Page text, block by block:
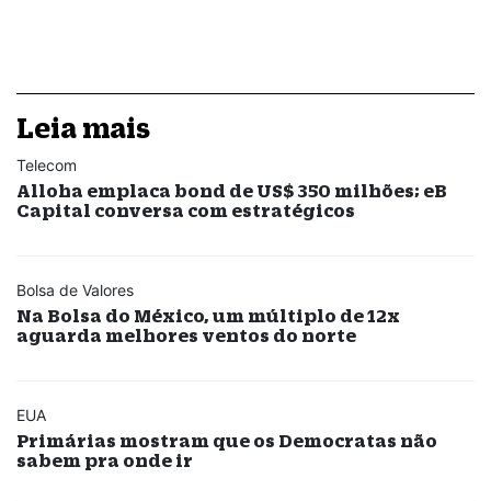
Leia mais
Telecom
Alloha emplaca bond de US$ 350 milhões; eB
Capital conversa com estratégicos
Bolsa de Valores
Na Bolsa do México, um múltiplo de 12x
aguarda melhores ventos do norte
EUA
Primárias mostram que os Democratas não
sabem pra onde ir